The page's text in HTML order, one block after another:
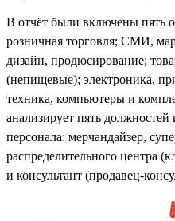
В отчёт были включены пять
розничная торговля; СМИ,
дизайн, продюсирование;
(непищевые); электроника,
техника, компьютеры и
анализирует пять
персонала: мерчандайзер,
распределительного центра
и консультант (продавец-